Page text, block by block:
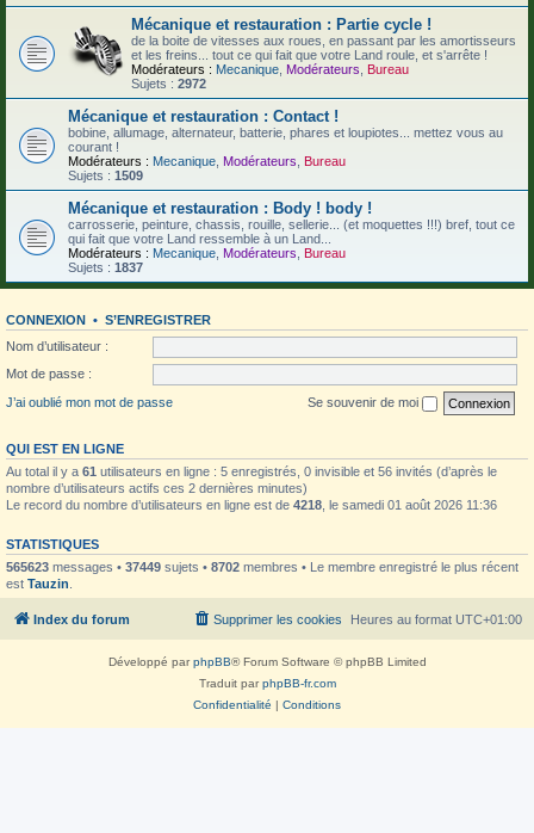
Mécanique et restauration : Partie cycle !
de la boite de vitesses aux roues, en passant par les amortisseurs
et les freins... tout ce qui fait que votre Land roule, et s'arrête !
Modérateurs : Mecanique Modérateurs
Bureau
Sujets : 2972
Mécanique et restauration : Contact !
bobine, allumage, alternateur, batterie, phares et loupiotes... mettez vous au
courant !
Modérateurs : Mecanique Modérateurs
Bureau
Sujets : 1509
Mécanique et restauration : Body ! body !
carrosserie, peinture, chassis, rouille, sellerie... (et moquettes !!!) bref, tout ce
qui fait que votre Land ressemble à un Land...
Modérateurs : Mecanique Modérateurs
Bureau
Sujets : 1837
CONNEXION • S’ENREGISTRER
Nom d’utilisateur :
Mot de passe :
J’ai oublié mon mot de passe
Se souvenir de moi
QUI EST EN LIGNE
Au total il y a 61 utilisateurs en ligne : 5 enregistrés, 0 invisible et 56 invités (d’après le
nombre d’utilisateurs actifs ces 2 dernières minutes)
Le record du nombre d’utilisateurs en ligne est de 4218 , le samedi 01 août 2026 11:36
STATISTIQUES
565623 messages • 37449 sujets • 8702 membres • Le membre enregistré le plus récent
est Tauzin
Index du forum Heures au format UTC+01:00
Supprimer les cookies
Développé parphpBB® Forum Software © phpBB Limited
Traduit parphpBB-fr.com
Confidentialité | Conditions